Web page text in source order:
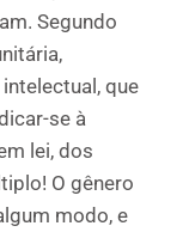
Segundo
que
se à
lei, dos
O gênero
modo, e